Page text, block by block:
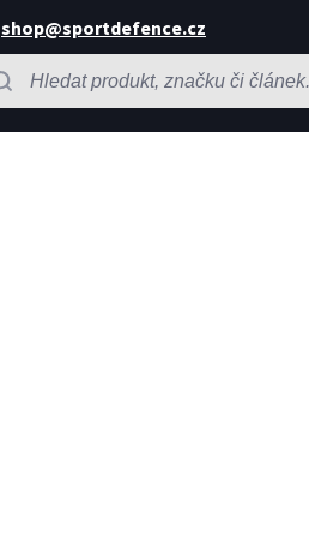
shop@sportdefence.cz